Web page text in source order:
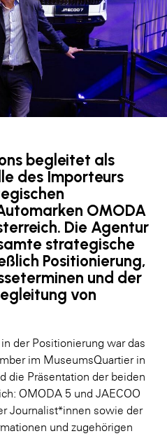
begleitet als
des Importeurs
OMODA
Die Agentur
strategische
Positionierung,
und der
von
der Positionierung war das
im MuseumsQuartier in
die Präsentation der beiden
OMODA 5 und JAECOO
Journalist*innen sowie der
und zugehörigen